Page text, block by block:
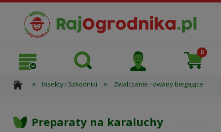
» Insekty i Szkodniki » Zwalczanie - owady biegające
Preparaty na karaluchy